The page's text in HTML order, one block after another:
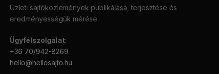
Üzleti sajtóközlemények publikálása, terjesztése és
eredményességük mérése.
Ügyfélszolgálat:
+36 70/942-8269
hello@hellosajto.hu